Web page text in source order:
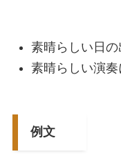
素晴らしい日の
素晴らしい演奏
例文